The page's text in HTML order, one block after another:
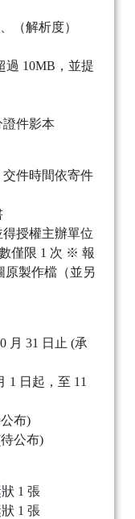
（解析度）
過 10MB，並提
件影本
件時間依寄件
授權主辦單位
僅限 1 次 ※ 報
原製作檔（並另
月 31 日止 (承
1 日起，至 11
布)
公布)
1 張
1 張